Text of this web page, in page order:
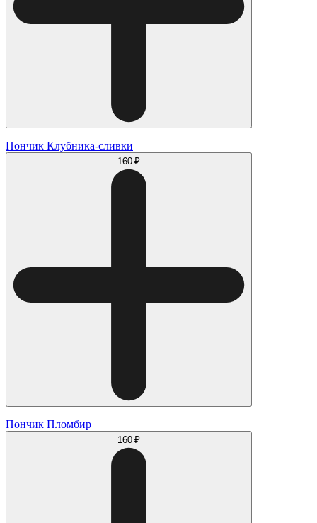
Пончик Клубника-сливки
160 ₽
Пончик Пломбир
160 ₽